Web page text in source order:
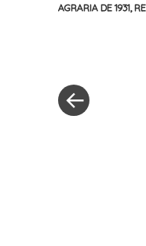
AGRARIA DE 1931
entradas